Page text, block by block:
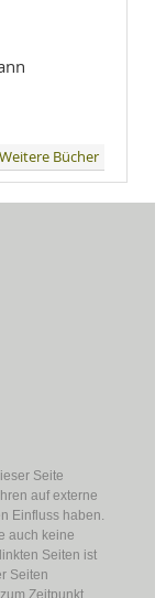
Weitere Bücher
Seite
auf externe
Einfluss haben.
auch keine
Seiten ist
Seiten
Zeitpunkt